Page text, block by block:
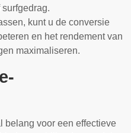
kunt u de conversie
en het rendement van
maximaliseren.
belang voor een effectieve